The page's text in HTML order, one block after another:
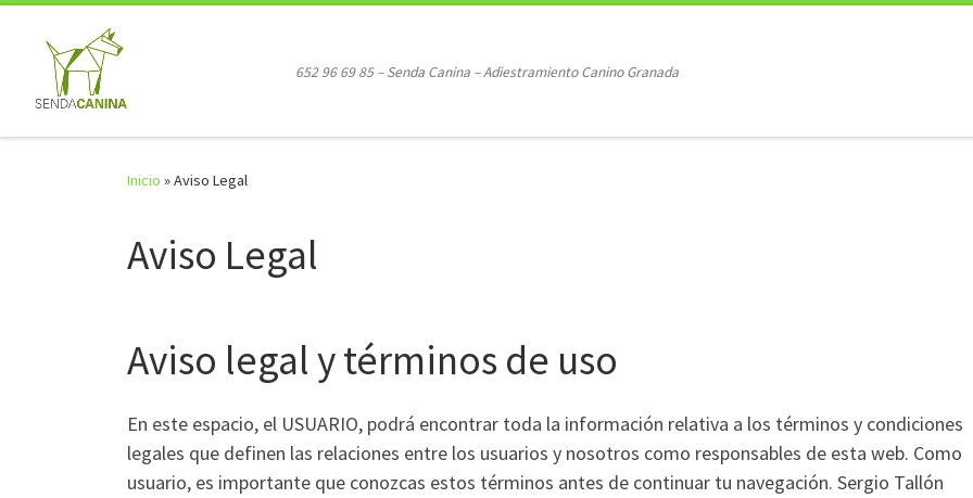
Saltar al contenido
652 96 69 85 – Senda Canina – Adiestramiento Canino Granada
Inicio »Aviso Legal
Aviso Legal
Aviso legal y términos de uso
En este espacio, el USUARIO, podrá encontrar toda la información relativa a los términos y condiciones
legales que definen las relaciones entre los usuarios y nosotros como responsables de esta web. Como
usuario, es importante que conozcas estos términos antes de continuar tu navegación. Sergio Tallón